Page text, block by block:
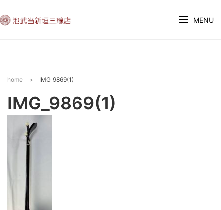
MENU
home > IMG_9869(1)
IMG_9869(1)